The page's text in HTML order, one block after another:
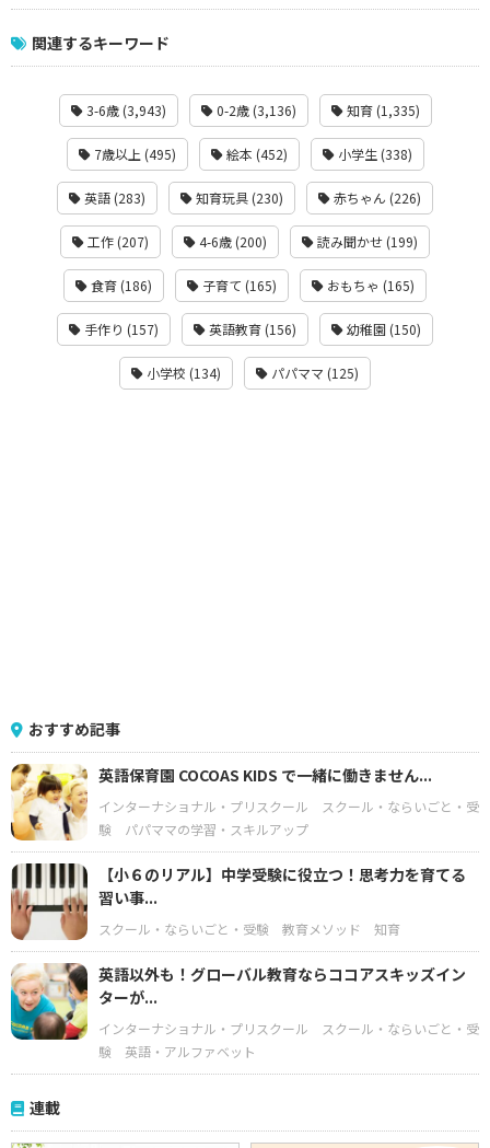
関連するキーワード
3-6歳 (3,943) 0-2歳 (3,136) 知育 (1,335)
7歳以上 (495) 絵本 (452) 小学生 (338)
英語 (283) 知育玩具 (230) 赤ちゃん (226)
工作 (207) 4-6歳 (200) 読み聞かせ (199)
食育 (186) 子育て (165) おもちゃ (165)
手作り (157) 英語教育 (156) 幼稚園 (150)
小学校 (134) パパママ (125)
おすすめ記事
英語保育園 COCOAS KIDS で一緒に働きません...
インターナショナル・プリスクール
スクール・ならいごと・受
験
パパママの学習・スキルアップ
【小６のリアル】中学受験に役立つ！思考力を育てる
習い事...
スクール・ならいごと・受験 教育メソッド 知育
英語以外も！グローバル教育ならココアスキッズイン
ターが...
インターナショナル・プリスクール
スクール・ならいごと・受
験
英語・アルファベット
連載